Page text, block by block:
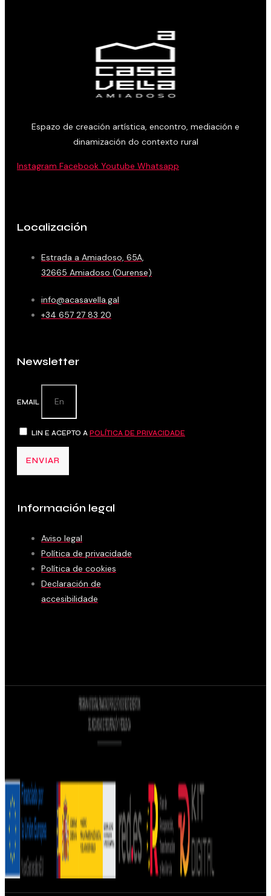
Espazo de creación artística, encontro, mediación e
dinamización do contexto rural
Instagram Facebook Youtube Whatsapp
Localización
Estrada a Amiadoso, 65A,
32665 Amiadoso (Ourense)
info@acasavella.gal
+34 657 27 83 20
Newsletter
EMAIL
LIN E ACEPTO A POLÍTICA DE PRIVACIDADE
ENVIAR
Información legal
Aviso legal
Política de privacidade
Política de cookies
Declaración de
accesibilidade